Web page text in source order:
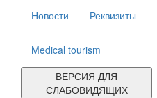
Новости Реквизиты
Medical tourism
ВЕРСИЯ ДЛЯ
СЛАБОВИДЯЩИХ